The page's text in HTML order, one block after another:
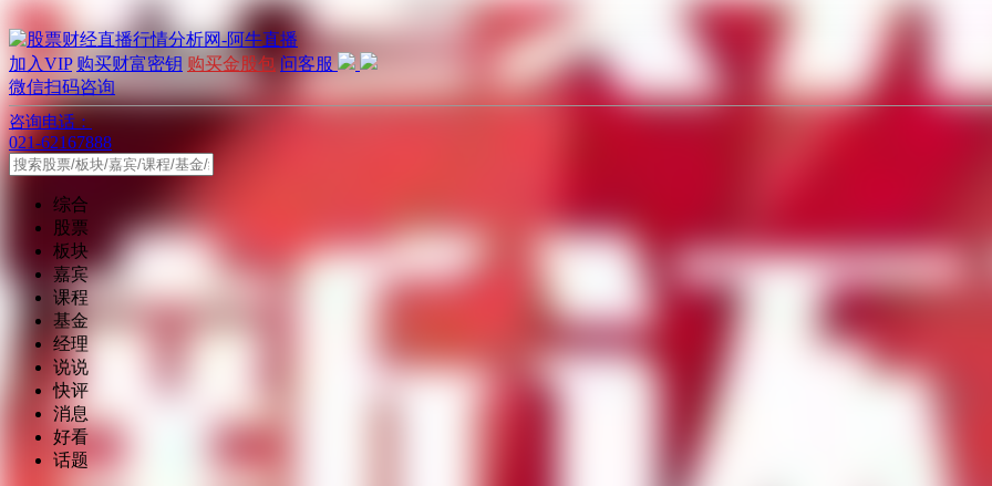
加入VIP 购买财富密钥 购买金股包 问客服
微信扫码咨询
咨询电话：
021-62167888
综合
股票
板块
嘉宾
课程
基金
经理
说说
快评
消息
好看
话题